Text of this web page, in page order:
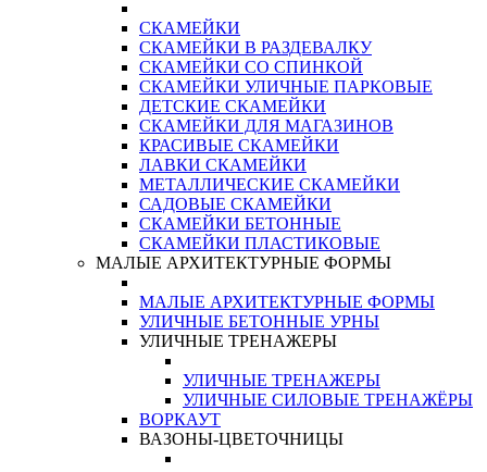
СКАМЕЙКИ
СКАМЕЙКИ В РАЗДЕВАЛКУ
СКАМЕЙКИ СО СПИНКОЙ
СКАМЕЙКИ УЛИЧНЫЕ ПАРКОВЫЕ
ДЕТСКИЕ СКАМЕЙКИ
СКАМЕЙКИ ДЛЯ МАГАЗИНОВ
КРАСИВЫЕ СКАМЕЙКИ
ЛАВКИ СКАМЕЙКИ
МЕТАЛЛИЧЕСКИЕ СКАМЕЙКИ
САДОВЫЕ СКАМЕЙКИ
СКАМЕЙКИ БЕТОННЫЕ
СКАМЕЙКИ ПЛАСТИКОВЫЕ
МАЛЫЕ АРХИТЕКТУРНЫЕ ФОРМЫ
МАЛЫЕ АРХИТЕКТУРНЫЕ ФОРМЫ
УЛИЧНЫЕ БЕТОННЫЕ УРНЫ
УЛИЧНЫЕ ТРЕНАЖЕРЫ
УЛИЧНЫЕ ТРЕНАЖЕРЫ
УЛИЧНЫЕ СИЛОВЫЕ ТРЕНАЖЁРЫ
ВОРКАУТ
ВАЗОНЫ-ЦВЕТОЧНИЦЫ